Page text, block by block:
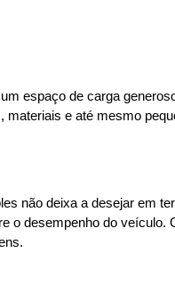
espaço de carga
e até mesmo
não deixa a desejar em
o desempenho do